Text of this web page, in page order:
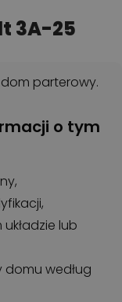
3A-25
parterowy.
o tym
lub
według